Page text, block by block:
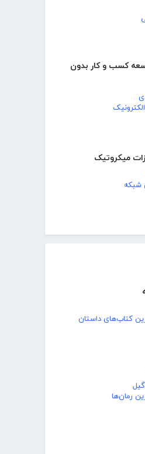
کسب و کار بدون
میکروتیک
شبکه
کتاب‌های داستان
رمان‌ها